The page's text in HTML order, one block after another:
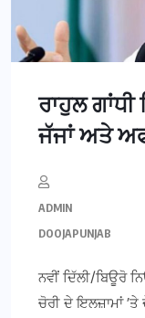
ਰਾਹੁਲ ਗਾਂਧੀ
ਜੱਜਾਂ ਅਤੇ
ADMIN
DOOJAPUNJAB
ਨਵੀਂ ਦਿੱਲੀ/ਬਿਊਰੋ
ਚੋਰੀ ਦੇ ਇਲਜ਼ਾਮਾਂ